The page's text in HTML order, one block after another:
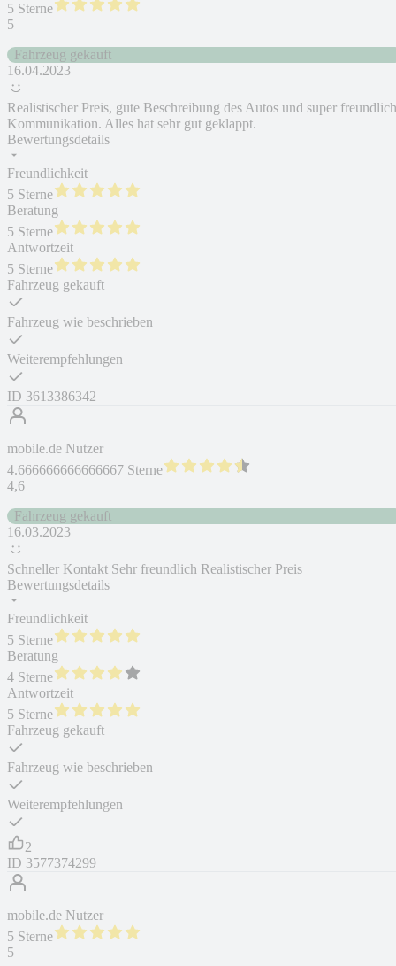
5 Sterne
5
Fahrzeug gekauft
16.04.2023
Realistischer Preis, gute Beschreibung des Autos und super
Kommunikation. Alles hat sehr gut geklappt.
Bewertungsdetails
Freundlichkeit
5 Sterne
Beratung
5 Sterne
Antwortzeit
5 Sterne
Fahrzeug gekauft
Fahrzeug wie beschrieben
Weiterempfehlungen
ID 3613386342
mobile.de Nutzer
4.666666666666667 Sterne
4,6
Fahrzeug gekauft
16.03.2023
Schneller Kontakt Sehr freundlich Realistischer Preis
Bewertungsdetails
Freundlichkeit
5 Sterne
Beratung
4 Sterne
Antwortzeit
5 Sterne
Fahrzeug gekauft
Fahrzeug wie beschrieben
Weiterempfehlungen
2
ID 3577374299
mobile.de Nutzer
5 Sterne
5